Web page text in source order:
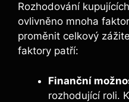
Rozhodování
ovlivněno mnoha
proměnit celkový
faktory patří:
Finanční
rozhodující roli.